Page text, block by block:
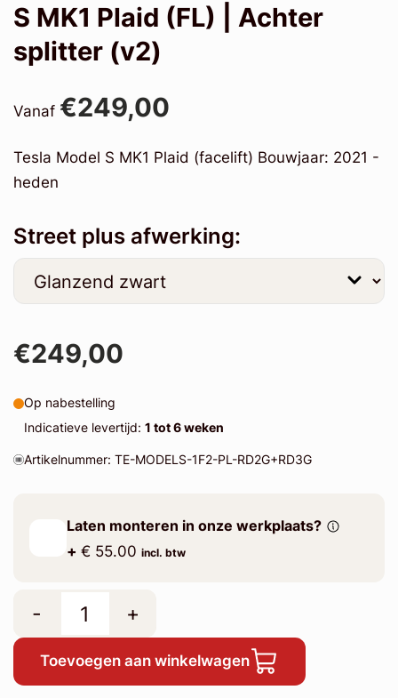
S MK1 Plaid (FL) | Achter
splitter (v2)
Vanaf €249,00
Tesla Model S MK1 Plaid (facelift) Bouwjaar: 2021 -
heden
Street plus afwerking:
€249,00
Op nabestelling
Indicatieve levertijd: 1 tot 6 weken
Artikelnummer: TE-MODELS-1F2-PL-RD2G+RD3G
Laten monteren in onze werkplaats?
+ € 55.00 incl. btw
- +
Toevoegen aan winkelwagen